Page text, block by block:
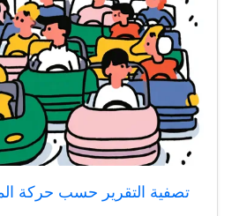
تصفية التقرير حسب حركة